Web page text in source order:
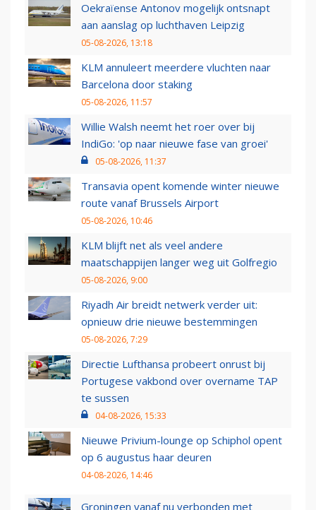
Oekraïense Antonov mogelijk ontsnapt
aan aanslag op luchthaven Leipzig
05-08-2026, 13:18
KLM annuleert meerdere vluchten naar
Barcelona door staking
05-08-2026, 11:57
Willie Walsh neemt het roer over bij
IndiGo: 'op naar nieuwe fase van groei'
05-08-2026, 11:37
Transavia opent komende winter nieuwe
route vanaf Brussels Airport
05-08-2026, 10:46
KLM blijft net als veel andere
maatschappijen langer weg uit Golfregio
05-08-2026, 9:00
Riyadh Air breidt netwerk verder uit:
opnieuw drie nieuwe bestemmingen
05-08-2026, 7:29
Directie Lufthansa probeert onrust bij
Portugese vakbond over overname TAP
te sussen
04-08-2026, 15:33
Nieuwe Privium-lounge op Schiphol opent
op 6 augustus haar deuren
04-08-2026, 14:46
Groningen vanaf nu verbonden met